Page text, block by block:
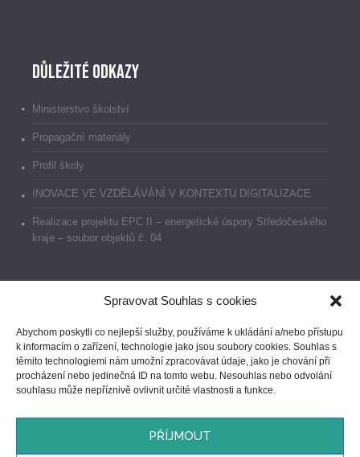
Spravovat Souhlas s cookies
Abychom poskytli co nejlepší služby, používáme k ukládání a/nebo přístupu
k informacím o zařízení, technologie jako jsou soubory cookies. Souhlas s
těmito technologiemi nám umožní zpracovávat údaje, jako je chování při
procházení nebo jedinečná ID na tomto webu. Nesouhlas nebo odvolání
souhlasu může nepříznivě ovlivnit určité vlastnosti a funkce.
PŘÍJMOUT
Důležité odkazy
Ministerstvo školství
Propagační materiály
Profil školy
INOVACE VE VZDĚLÁVÁNÍ V KONTEXTU DIGITALIZACE
Realizace projektu EPC II – energetické úspory Středočeského
kraje – soubor objektů č. 04
Prohlášení o přístupnosti
GDPR